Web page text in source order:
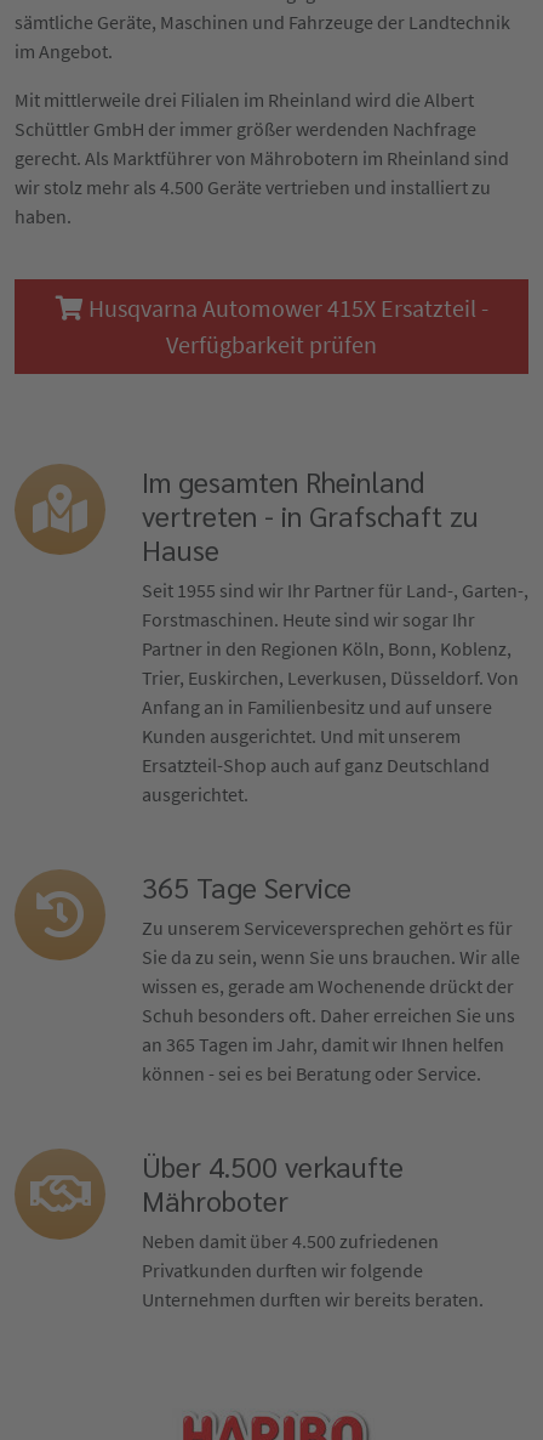
sämtliche Geräte, Maschinen und Fahrzeuge der Landtechnik
im Angebot.
Mit mittlerweile drei Filialen im Rheinland wird die Albert
Schüttler GmbH der immer größer werdenden Nachfrage
gerecht. Als Marktführer von Mährobotern im Rheinland sind
wir stolz mehr als 4.500 Geräte vertrieben und installiert zu
haben.
Husqvarna Automower 415X Ersatzteil -
Verfügbarkeit prüfen
Im gesamten Rheinland
vertreten - in Grafschaft zu
Hause
Seit 1955 sind wir Ihr Partner für Land-, Garten-,
Forstmaschinen. Heute sind wir sogar Ihr
Partner in den Regionen Köln, Bonn, Koblenz,
Trier, Euskirchen, Leverkusen, Düsseldorf. Von
Anfang an in Familienbesitz und auf unsere
Kunden ausgerichtet. Und mit unserem
Ersatzteil-Shop auch auf ganz Deutschland
ausgerichtet.
365 Tage Service
Zu unserem Serviceversprechen gehört es für
Sie da zu sein, wenn Sie uns brauchen. Wir alle
wissen es, gerade am Wochenende drückt der
Schuh besonders oft. Daher erreichen Sie uns
an 365 Tagen im Jahr, damit wir Ihnen helfen
können - sei es bei Beratung oder Service.
Über 4.500 verkaufte
Mähroboter
Neben damit über 4.500 zufriedenen
Privatkunden durften wir folgende
Unternehmen durften wir bereits beraten.